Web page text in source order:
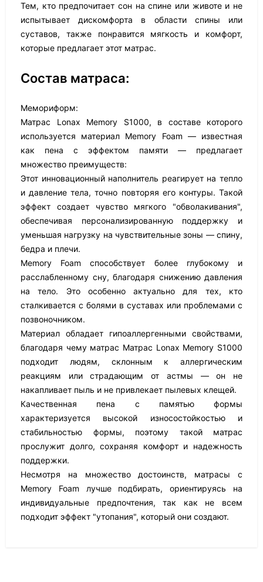
Тем, кто предпочитает сон на спине или животе и не
испытывает дискомфорта в области спины или
суставов, также понравится мягкость и комфорт,
которые предлагает этот матрас.
Состав матраса:
Мемориформ:
Матрас Lonax Memory S1000, в составе которого
используется материал Memory Foam — известная
как пена с эффектом памяти — предлагает
множество преимуществ:
Этот инновационный наполнитель реагирует на тепло
и давление тела, точно повторяя его контуры. Такой
эффект создает чувство мягкого "обволакивания",
обеспечивая персонализированную поддержку и
уменьшая нагрузку на чувствительные зоны — спину,
бедра и плечи.
Memory Foam способствует более глубокому и
расслабленному сну, благодаря снижению давления
на тело. Это особенно актуально для тех, кто
сталкивается с болями в суставах или проблемами с
позвоночником.
Материал обладает гипоаллергенными свойствами,
благодаря чему матрас Матрас Lonax Memory S1000
подходит людям, склонным к аллергическим
реакциям или страдающим от астмы — он не
накапливает пыль и не привлекает пылевых клещей.
Качественная пена с памятью формы
характеризуется высокой износостойкостью и
стабильностью формы, поэтому такой матрас
прослужит долго, сохраняя комфорт и надежность
поддержки.
Несмотря на множество достоинств, матрасы с
Memory Foam лучше подбирать, ориентируясь на
индивидуальные предпочтения, так как не всем
подходит эффект "утопания", который они создают.